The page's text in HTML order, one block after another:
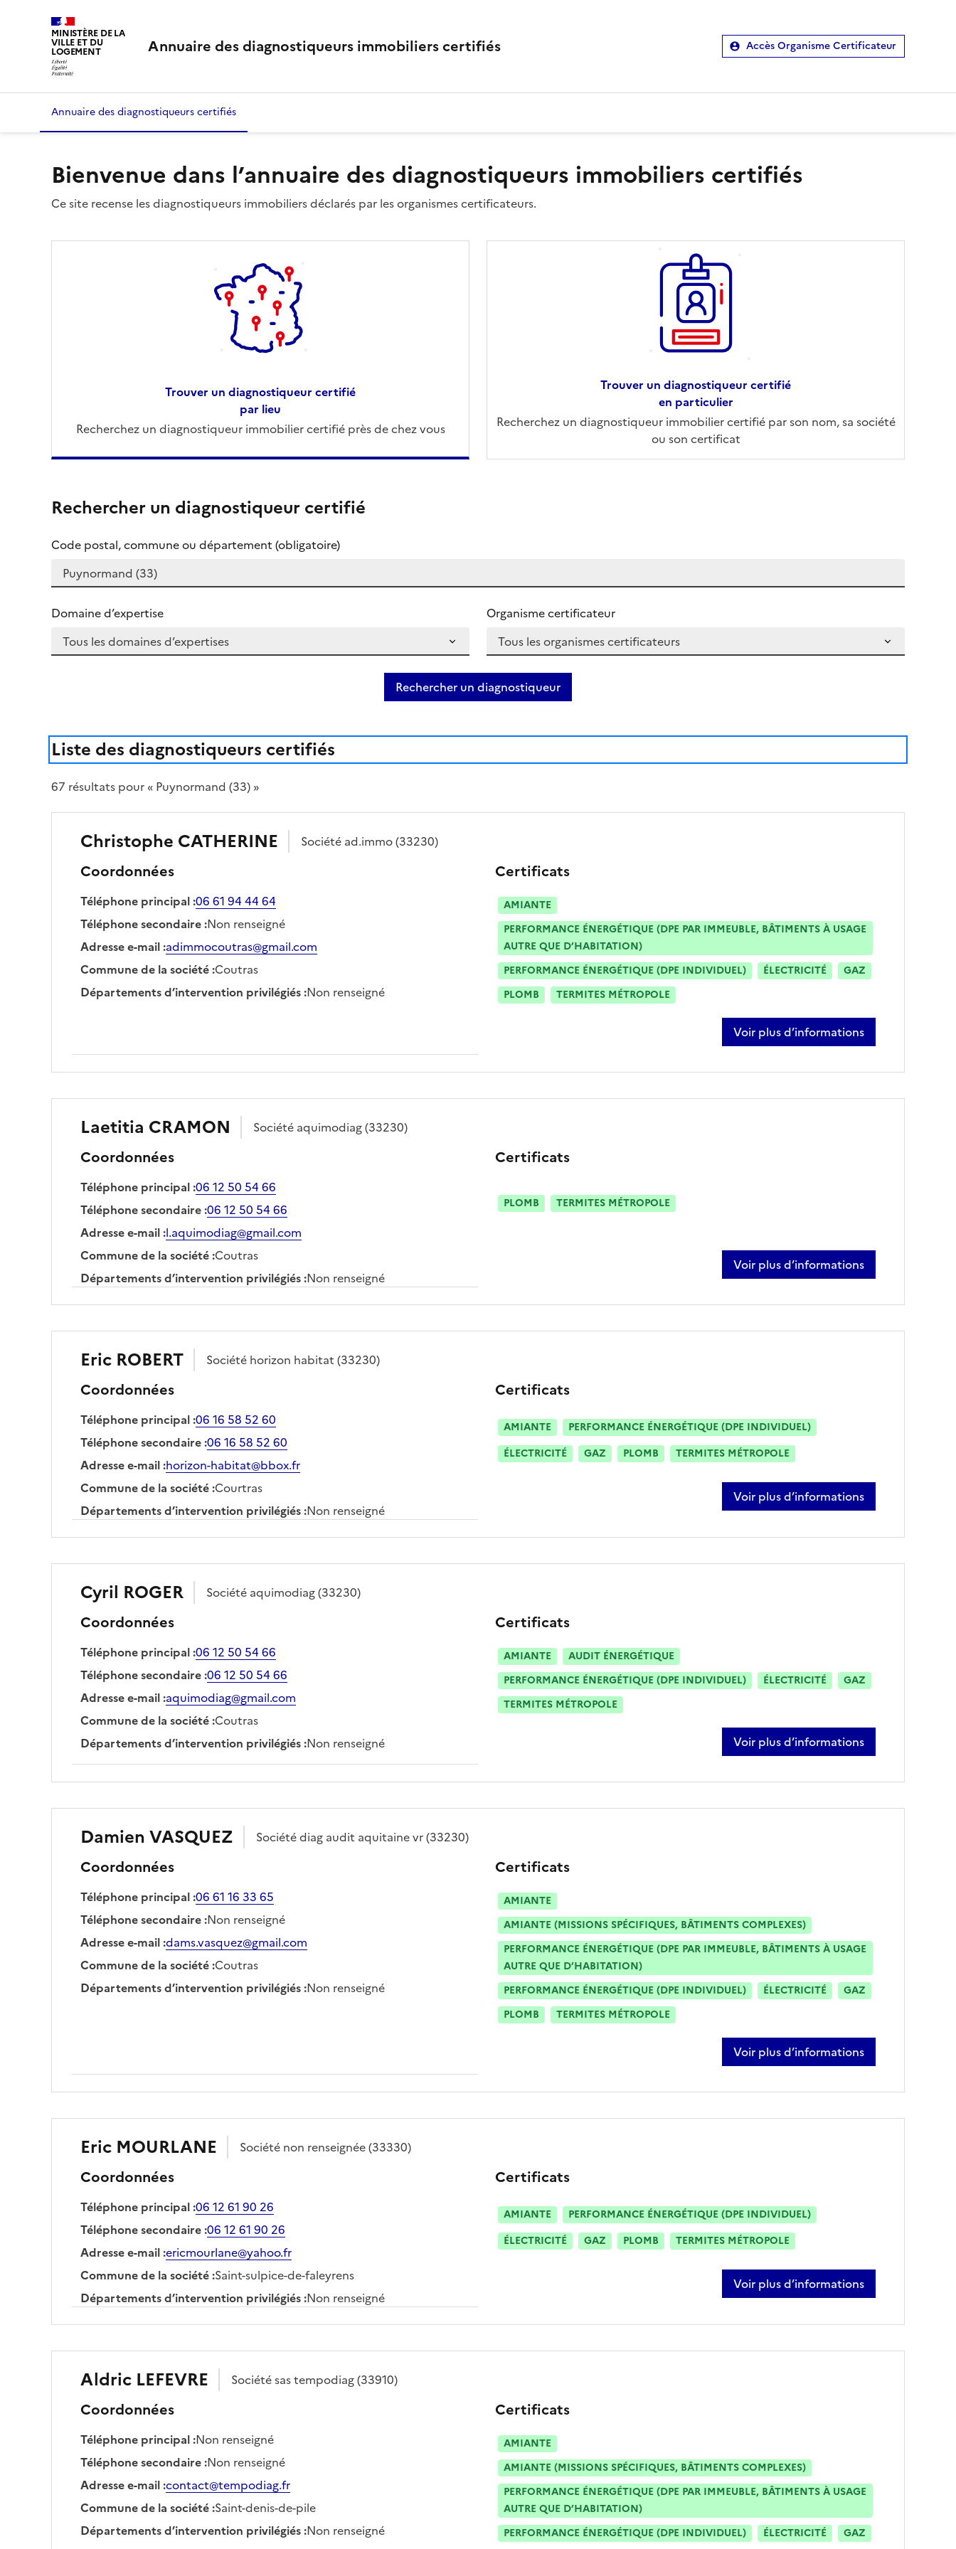
MINISTÈRE DE LA
VILLE ET DU
LOGEMENT Annuaire des diagnostiqueurs immobiliers certifiés Accès Organisme Certificateur
Annuaire des diagnostiqueurs certifiés
Bienvenue dans l’annuaire des diagnostiqueurs immobiliers certifiés
Ce site recense les diagnostiqueurs immobiliers déclarés par les organismes certificateurs.
Trouver un diagnostiqueur certifié
par lieu
Recherchez un diagnostiqueur immobilier certifié près de chez vous
Trouver un diagnostiqueur certifié
en particulier
Recherchez un diagnostiqueur immobilier certifié par son nom, sa société
ou son certificat
Rechercher un diagnostiqueur certifié
Code postal, commune ou département (obligatoire)
Domaine d’expertise Organisme certificateur
Rechercher un diagnostiqueur
Liste des diagnostiqueurs certifiés
67 résultats pour « Puynormand (33) »
Christophe CATHERINE Société ad.immo(33230)
Coordonnées
Téléphone principal:06 61 94 44 64
Téléphone secondaire:Non renseigné
Adresse e-mail:adimmocoutras@gmail.com
Commune de la société:Coutras
Départements d’intervention privilégiés:Non renseigné
Certificats
AMIANTE
PERFORMANCE ÉNERGÉTIQUE (DPE PAR IMMEUBLE, BÂTIMENTS À USAGE
AUTRE QUE D’HABITATION)
PERFORMANCE ÉNERGÉTIQUE (DPE INDIVIDUEL)
ÉLECTRICITÉ
GAZ
PLOMB
TERMITES MÉTROPOLE
Voir plus d’informations
sur christophe catherine
Laetitia CRAMON Société aquimodiag(33230)
Coordonnées
Téléphone principal:06 12 50 54 66
Téléphone secondaire:06 12 50 54 66
Adresse e-mail:l.aquimodiag@gmail.com
Commune de la société:Coutras
Départements d’intervention privilégiés:Non renseigné
Certificats
PLOMB TERMITES MÉTROPOLE
Voir plus d’informations
sur laetitia cramon
Eric ROBERT Société horizon habitat (33230)
Coordonnées
Téléphone principal:06 16 58 52 60
Téléphone secondaire:06 16 58 52 60
Adresse e-mail:horizon-habitat@bbox.fr
Commune de la société:Courtras
Départements d’intervention privilégiés:Non renseigné
Certificats
AMIANTE
PERFORMANCE ÉNERGÉTIQUE (DPE INDIVIDUEL)
ÉLECTRICITÉ
GAZ PLOMB TERMITES MÉTROPOLE
Voir plus d’informations
sur eric robert
Cyril ROGER Société aquimodiag(33230)
Coordonnées
Téléphone principal:06 12 50 54 66
Téléphone secondaire:06 12 50 54 66
Adresse e-mail:aquimodiag@gmail.com
Commune de la société:Coutras
Départements d’intervention privilégiés:Non renseigné
Certificats
AMIANTE
AUDIT ÉNERGÉTIQUE
PERFORMANCE ÉNERGÉTIQUE (DPE INDIVIDUEL)
ÉLECTRICITÉ
GAZ
TERMITES MÉTROPOLE
Voir plus d’informations
sur cyril roger
DamienVASQUEZ Sociétédiag audit aquitaine vr(33230)
Coordonnées
Téléphone principal:06 61 16 33 65
Téléphone secondaire:Non renseigné
Adresse e-mail:dams.vasquez@gmail.com
Commune de la société:Coutras
Départements d’intervention privilégiés:Non renseigné
Certificats
AMIANTE
AMIANTE (MISSIONS SPÉCIFIQUES, BÂTIMENTS COMPLEXES)
PERFORMANCE ÉNERGÉTIQUE (DPE PAR IMMEUBLE, BÂTIMENTS À USAGE
AUTRE QUE D’HABITATION)
PERFORMANCE ÉNERGÉTIQUE (DPE INDIVIDUEL)
ÉLECTRICITÉ
GAZ
PLOMB
TERMITES MÉTROPOLE
Voir plus d’informations
sur damien vasquez
Eric MOURLANE Société non renseignée(33330)
Coordonnées
Téléphone principal:06 12 61 90 26
Téléphone secondaire:06 12 61 90 26
Adresse e-mail:ericmourlane@yahoo.fr
Commune de la société:Saint-sulpice-de-faleyrens
Départements d’intervention privilégiés:Non renseigné
Certificats
AMIANTE
PERFORMANCE ÉNERGÉTIQUE (DPE INDIVIDUEL)
ÉLECTRICITÉ
GAZ PLOMB TERMITES MÉTROPOLE
Voir plus d’informations
sur eric mourlane
Aldric LEFEVRE Sociétésas tempodiag(33910)
Coordonnées
Téléphone principal:Non renseigné
Téléphone secondaire:Non renseigné
Adresse e-mail:contact@tempodiag.fr
Commune de la société:Saint-denis-de-pile
Départements d’intervention privilégiés:Non renseigné
Certificats
AMIANTE
AMIANTE (MISSIONS SPÉCIFIQUES, BÂTIMENTS COMPLEXES)
PERFORMANCE ÉNERGÉTIQUE (DPE PAR IMMEUBLE, BÂTIMENTS À USAGE
AUTRE QUE D’HABITATION)
PERFORMANCE ÉNERGÉTIQUE (DPE INDIVIDUEL)
ÉLECTRICITÉ GAZ